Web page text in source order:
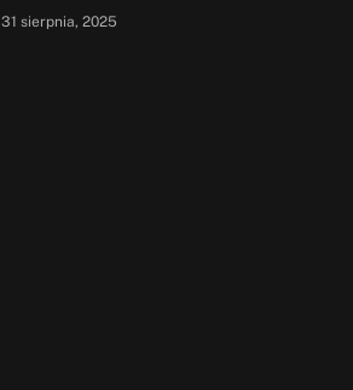
31 sierpnia, 2025